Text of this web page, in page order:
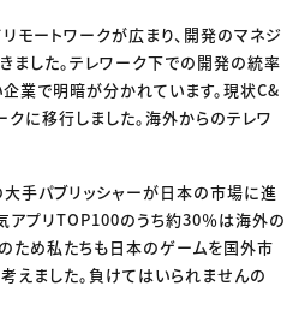
モートワークが広まり、開発のマネジ
ました。テレワーク下での開発の統率
業で明暗が分かれています。現状C&
に移行しました。海外からのテレワ
手パブリッシャーが日本の市場に進
アプリTOP100のうち約30％は海外の
ため私たちも日本のゲームを国外市
えました。負けてはいられませんの